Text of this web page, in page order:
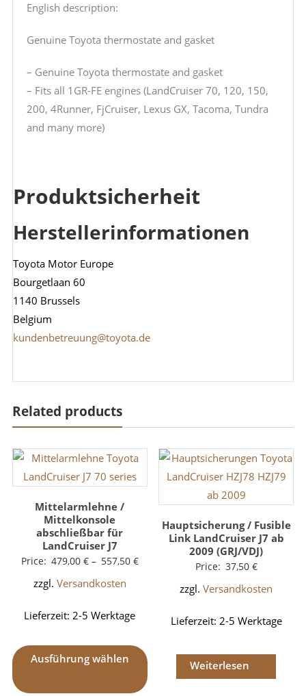
English description:
Genuine Toyota thermostate and gasket
– Genuine Toyota thermostate and gasket
– Fits all 1GR-FE engines (LandCruiser 70, 120, 150,
200, 4Runner, FjCruiser, Lexus GX, Tacoma, Tundra
and many more)
Produktsicherheit
Herstellerinformationen
Toyota Motor Europe
Bourgetlaan 60
1140 Brussels
Belgium
kundenbetreuung@toyota.de
Related products
Mittelarmlehne /
Mittelkonsole
abschließbar für
LandCruiser J7
Price: 479,00 €– 557,50 €
zzgl. Versandkosten
Lieferzeit:2-5 Werktage
Ausführung wählen
Hauptsicherung / Fusible
Link LandCruiser J7 ab
2009 (GRJ/VDJ)
Price: 37,50 €
zzgl.Versandkosten
Lieferzeit: 2-5 Werktage
Weiterlesen